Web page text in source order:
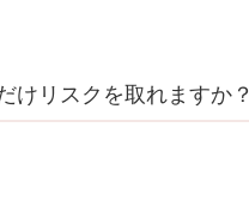
けリスクを取れますか？